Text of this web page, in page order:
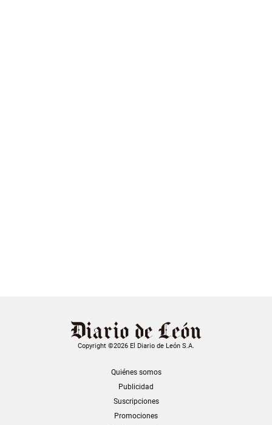
Copyright ©2026 El Diario de León S.A.
Quiénes somos
Publicidad
Suscripciones
Promociones